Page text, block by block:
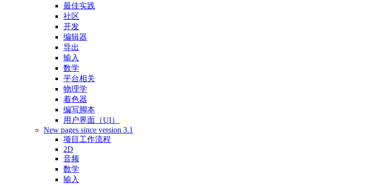
最佳实践
社区
开发
编辑器
导出
输入
数学
平台相关
物理学
着色器
编写脚本
用户界面（UI）
New pages since version 3.1
项目工作流程
2D
音频
数学
输入